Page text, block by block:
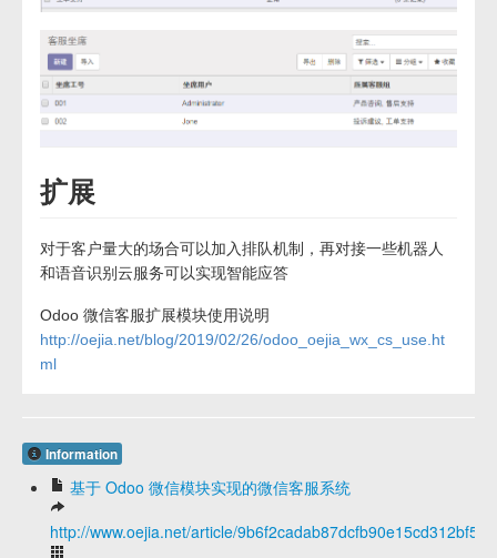
扩展
对于客户量大的场合可以加入排队机制，再对接一些机器人
和语音识别云服务可以实现智能应答
Odoo 微信客服扩展模块使用说明
http://oejia.net/blog/2019/02/26/odoo_oejia_wx_cs_use.ht
ml
Information
基于 Odoo 微信模块实现的微信客服系统
http://www.oejia.net/article/